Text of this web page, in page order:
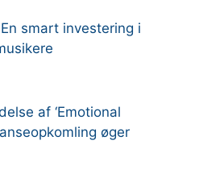
smart investering i
af ‘Emotional
øger